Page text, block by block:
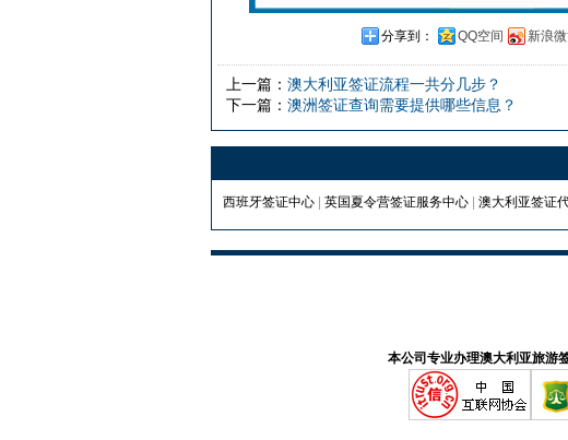
分享到： QQ空间 新浪
上一篇： 澳大利亚签证流程一共分几步？
下一篇： 澳洲签证查询需要提供哪些信息？
西班牙签证中心 英国夏令营签证服务中心 澳大利亚签证
本公司专业办理澳大利亚旅游